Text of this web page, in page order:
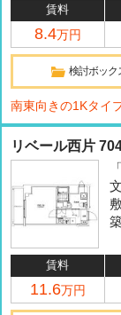
賃料
8.4万円
検討ボック
南東向きの1Kタイ
リベール西片
「
賃料
11.6万円